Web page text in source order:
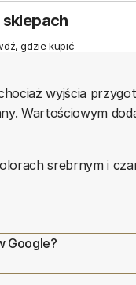
gdzie kupić
wyjścia
Wartościowym
srebrnym i
Google?